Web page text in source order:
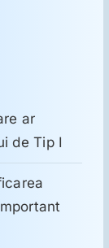
ar
de Tip I